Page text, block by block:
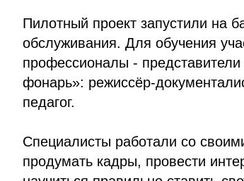
Пилотный проект запустили на
обслуживания. Для обучения
профессионалы -
фонарь»: режиссёр-
педагог.
Специалисты работали со
продумать кадры, провести